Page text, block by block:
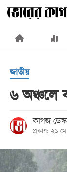
×
প্রচ্ছদ
রাজনীতি
জাতীয়
৬ অঞ্চলে
কাগজ ডেস্ক
প্রকাশ: ২১